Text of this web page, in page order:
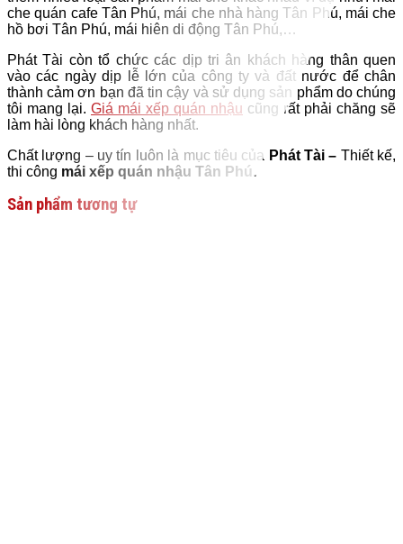
che quán cafe Tân Phú, mái che nhà hàng Tân Phú, mái che
hồ bơi Tân Phú, mái hiên di động Tân Phú,…
Phát Tài còn tổ chức các dịp tri ân khách hàng thân quen
vào các ngày dịp lễ lớn của công ty và đất nước để chân
thành cảm ơn bạn đã tin cậy và sử dụng sản phẩm do chúng
tôi mang lại. Giá mái xếp quán nhậu cũng rất phải chăng sẽ
làm hài lòng khách hàng nhất.
Chất lượng – uy tín luôn là mục tiêu của Phát Tài – Thiết kế,
thi công mái xếp quán nhậu Tân Phú.
Sản phẩm tương tự